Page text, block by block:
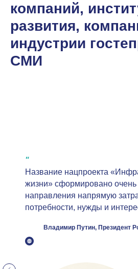
компаний,
развития,
индустрии
СМИ
"
Название нацпроекта
жизни» сформировано очень
направления напрямую
потребности, нужды и
Владимир Путин, Президент